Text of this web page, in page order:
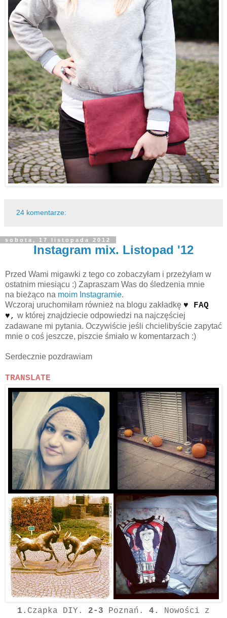
24 komentarze:
sobota, 17 listopada 2012
Instagram mix. Listopad '12
Przed Wami migawki z tego co zobaczyłam i przeżyłam w
ostatnim miesiącu :) Zapraszam Was do śledzenia mnie
na bieżąco na moim Instagramie.
Wczoraj uruchomiłam również na blogu zakładkę ♥ FAQ
♥, w której znajdziecie odpowiedzi na najczęściej
zadawane mi pytania. Oczywiście jeśli chcielibyście zapytać
mnie o coś jeszcze, piszcie śmiało w komentarzach :)
Serdecznie pozdrawiam
TRANSLATE
1. Czapka DIY. 2-3 Poznań. 4. Nowości z